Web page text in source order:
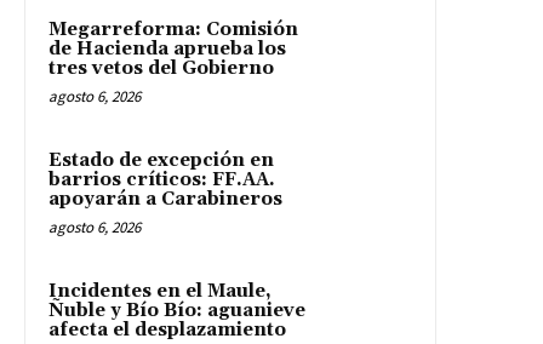
Megarreforma: Comisión
de Hacienda aprueba los
tres vetos del Gobierno
agosto 6, 2026
Estado de excepción en
barrios críticos: FF.AA.
apoyarán a Carabineros
agosto 6, 2026
Incidentes en el Maule,
Ñuble y Bío Bío: aguanieve
afecta el desplazamiento